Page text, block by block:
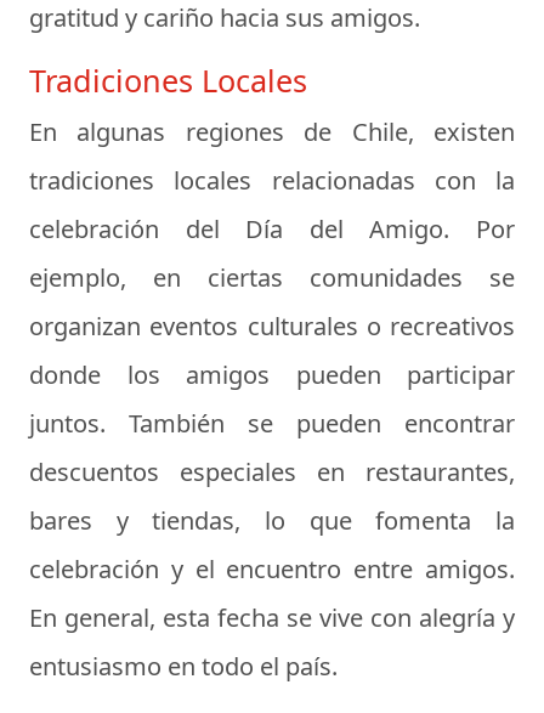
gratitud y cariño hacia sus amigos.
Tradiciones Locales
En algunas regiones de Chile, existen
tradiciones locales relacionadas con la
celebración del Día del Amigo. Por
ejemplo, en ciertas comunidades se
organizan eventos culturales o recreativos
donde los amigos pueden participar
juntos. También se pueden encontrar
descuentos especiales en restaurantes,
bares y tiendas, lo que fomenta la
celebración y el encuentro entre amigos.
En general, esta fecha se vive con alegría y
entusiasmo en todo el país.